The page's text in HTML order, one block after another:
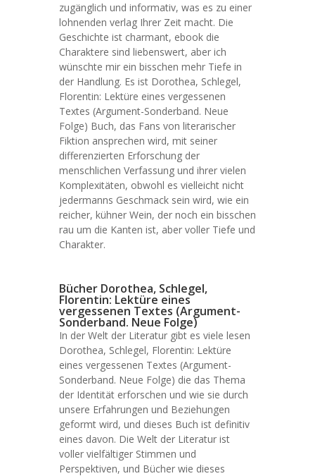
zugänglich und informativ, was es zu einer
lohnenden verlag Ihrer Zeit macht. Die
Geschichte ist charmant, ebook die
Charaktere sind liebenswert, aber ich
wünschte mir ein bisschen mehr Tiefe in
der Handlung. Es ist Dorothea, Schlegel,
Florentin: Lektüre eines vergessenen
Textes (Argument-Sonderband. Neue
Folge) Buch, das Fans von literarischer
Fiktion ansprechen wird, mit seiner
differenzierten Erforschung der
menschlichen Verfassung und ihrer vielen
Komplexitäten, obwohl es vielleicht nicht
jedermanns Geschmack sein wird, wie ein
reicher, kühner Wein, der noch ein bisschen
rau um die Kanten ist, aber voller Tiefe und
Charakter.
Bücher Dorothea, Schlegel,
Florentin: Lektüre eines
vergessenen Textes (Argument-
Sonderband. Neue Folge)
In der Welt der Literatur gibt es viele lesen
Dorothea, Schlegel, Florentin: Lektüre
eines vergessenen Textes (Argument-
Sonderband. Neue Folge) die das Thema
der Identität erforschen und wie sie durch
unsere Erfahrungen und Beziehungen
geformt wird, und dieses Buch ist definitiv
eines davon. Die Welt der Literatur ist
voller vielfältiger Stimmen und
Perspektiven, und Bücher wie dieses